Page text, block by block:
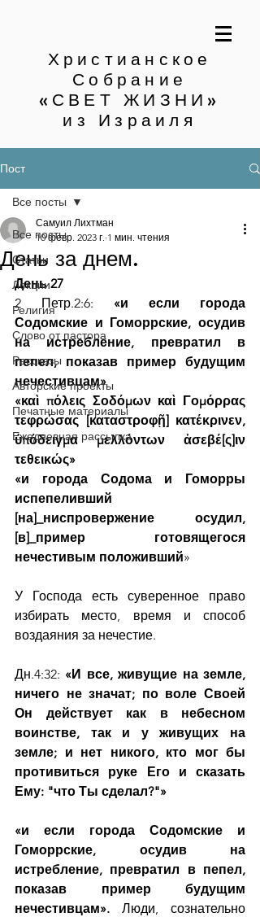
Христианское
Собрание
«СВЕТ ЖИЗНИ»
из Израиля
Пост
Все посты
Статьи
Лекции
Религия
Слово от пастора
Рассказы
Авторские проекты
Печатные материалы
Ежедневная рассылка
Все посты
День за днем.
Самуил Лихтман
10 февр. 2023 г. 1 мин. чтения
День 27
2 Петр.2:6: «и если города
Содомские и Гоморрские, осудив
на истребление, превратил в
пепел, показав пример будущим
нечестивцам»
«καὶ πόλεις Σοδόμων καὶ Γομόρρας
τεφρώσας [καταστροφῇ] κατέκρινεν,
ὑπόδειγμα μελλόντων ἀσεβέ[ς]ιν
τεθεικώς»
«и города Содома и Гоморры
испепеливший
[на]_ниспровержение осудил,
[в]_пример готовящегося
нечестивым положивший»
У Господа есть суверенное право
избирать место, время и способ
воздаяния за нечестие.
Дн.4:32: «И все, живущие на земле,
ничего не значат; по воле Своей
Он действует как в небесном
воинстве, так и у живущих на
земле; и нет никого, кто мог бы
противиться руке Его и сказать
Ему: "что Ты сделал?"»
«и если города Содомские и
Гоморрские, осудив на
истребление, превратил в пепел,
показав пример будущим
нечестивцам». Люди, сознательно